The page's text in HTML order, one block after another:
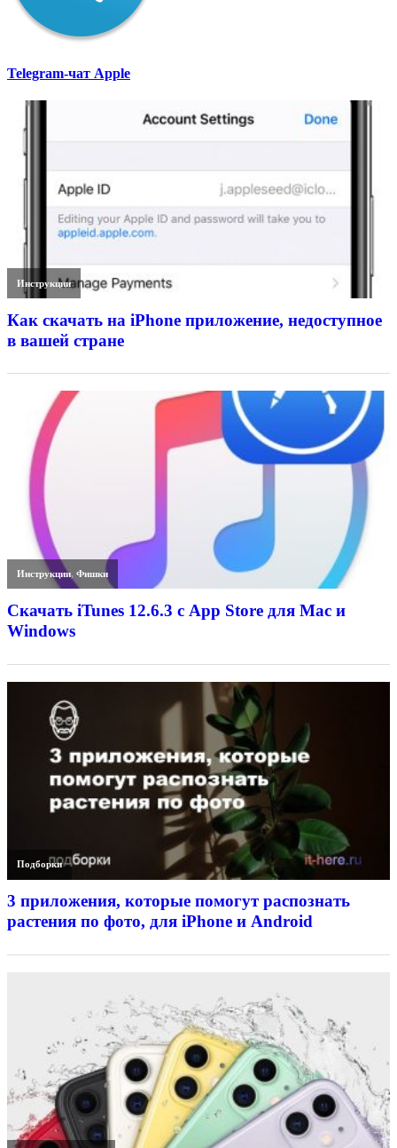
Telegram-чат Apple
Инструкции
Как скачать на iPhone приложение, недоступное
в вашей стране
Инструкции,Фишки
Скачать iTunes 12.6.3 с App Store для Mac и
Windows
Подборки
3 приложения, которые помогут распознать
растения по фото, для iPhone и Android